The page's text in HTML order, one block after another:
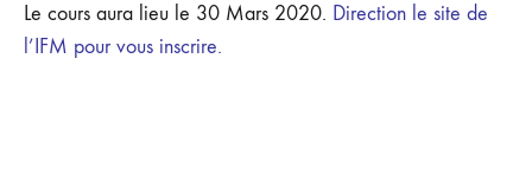
Le cours aura lieu le 30 Mars 2020. Direction le site de
l’IFM pour vous inscrire.